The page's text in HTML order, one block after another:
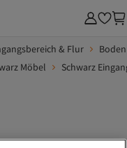
& Flur
Möbel Schwarz